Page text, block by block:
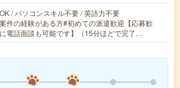
/ パソコンスキル不要 / 英語力不要
件の経験がある方#初めての派遣歓迎【応募歓
電話面談も可能です】（15分ほどで完了…